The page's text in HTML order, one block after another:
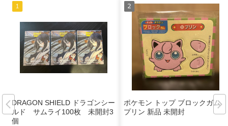
DRAGON SHIELD ドラゴンシー
ルド サムライ100枚 未開封3
個
ポケモン トップ ブロックガム
プリン 新品 未開封